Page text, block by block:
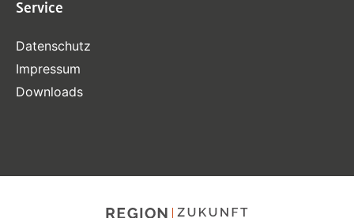
Service
Datenschutz
Impressum
Downloads